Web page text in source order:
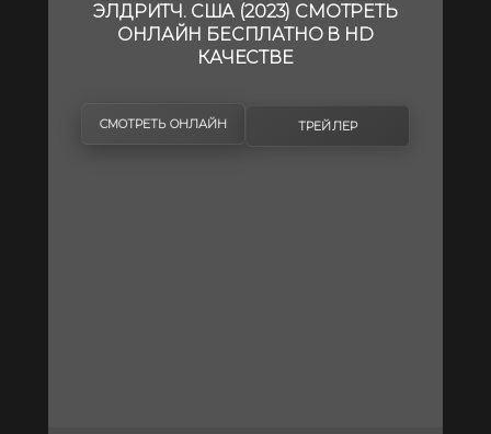
ЭЛДРИТЧ. США (2023) СМОТРЕТЬ
ОНЛАЙН БЕСПЛАТНО В HD
КАЧЕСТВЕ
СМОТРЕТЬ ОНЛАЙН ТРЕЙЛЕР